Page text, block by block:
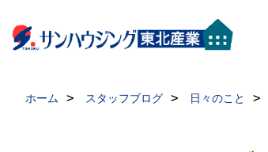
ホーム スタッフブログ 日々のこと